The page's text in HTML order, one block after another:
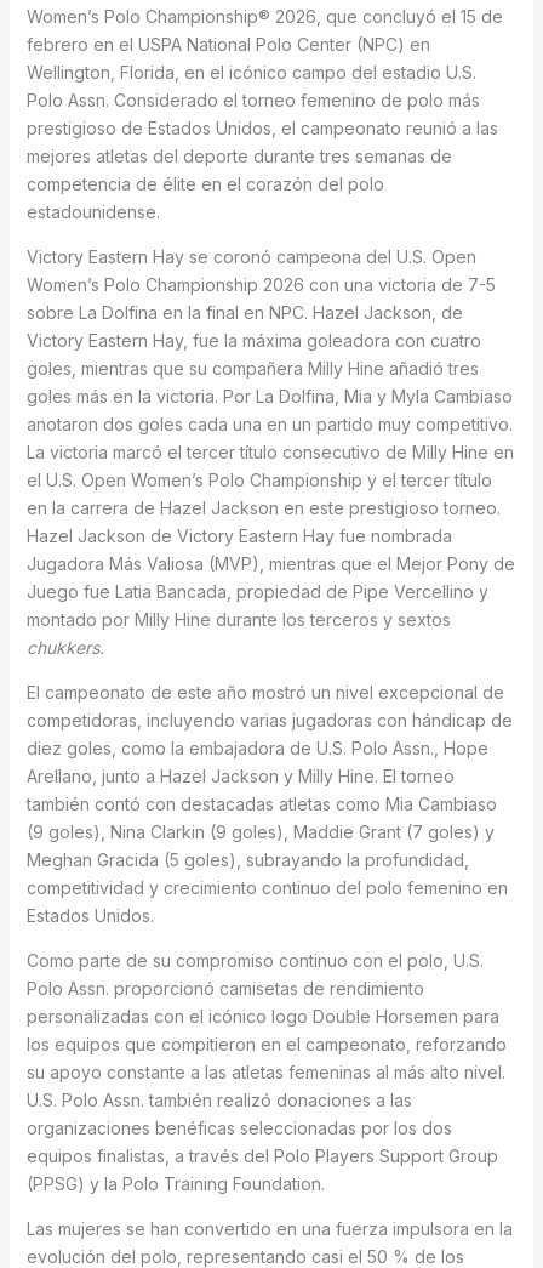
Women’s Polo Championship® 2026, que concluyó el 15 de
febrero en el USPA National Polo Center (NPC) en
Wellington, Florida, en el icónico campo del estadio U.S.
Polo Assn. Considerado el torneo femenino de polo más
prestigioso de Estados Unidos, el campeonato reunió a las
mejores atletas del deporte durante tres semanas de
competencia de élite en el corazón del polo
estadounidense.
Victory Eastern Hay se coronó campeona del U.S. Open
Women’s Polo Championship 2026 con una victoria de 7-5
sobre La Dolfina en la final en NPC. Hazel Jackson, de
Victory Eastern Hay, fue la máxima goleadora con cuatro
goles, mientras que su compañera Milly Hine añadió tres
goles más en la victoria. Por La Dolfina, Mia y Myla Cambiaso
anotaron dos goles cada una en un partido muy competitivo.
La victoria marcó el tercer título consecutivo de Milly Hine en
el U.S. Open Women’s Polo Championship y el tercer título
en la carrera de Hazel Jackson en este prestigioso torneo.
Hazel Jackson de Victory Eastern Hay fue nombrada
Jugadora Más Valiosa (MVP), mientras que el Mejor Pony de
Juego fue Latia Bancada, propiedad de Pipe Vercellino y
montado por Milly Hine durante los terceros y sextos
chukkers.
El campeonato de este año mostró un nivel excepcional de
competidoras, incluyendo varias jugadoras con hándicap de
diez goles, como la embajadora de U.S. Polo Assn., Hope
Arellano, junto a Hazel Jackson y Milly Hine. El torneo
también contó con destacadas atletas como Mia Cambiaso
(9 goles), Nina Clarkin (9 goles), Maddie Grant (7 goles) y
Meghan Gracida (5 goles), subrayando la profundidad,
competitividad y crecimiento continuo del polo femenino en
Estados Unidos.
Como parte de su compromiso continuo con el polo, U.S.
Polo Assn. proporcionó camisetas de rendimiento
personalizadas con el icónico logo Double Horsemen para
los equipos que compitieron en el campeonato, reforzando
su apoyo constante a las atletas femeninas al más alto nivel.
U.S. Polo Assn. también realizó donaciones a las
organizaciones benéficas seleccionadas por los dos
equipos finalistas, a través del Polo Players Support Group
(PPSG) y la Polo Training Foundation.
Las mujeres se han convertido en una fuerza impulsora en la
evolución del polo, representando casi el 50 % de los